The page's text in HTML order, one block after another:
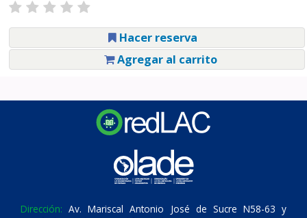
Hacer reserva
Agregar al carrito
Dirección: Av. Mariscal Antonio José de Sucre N58-63 y